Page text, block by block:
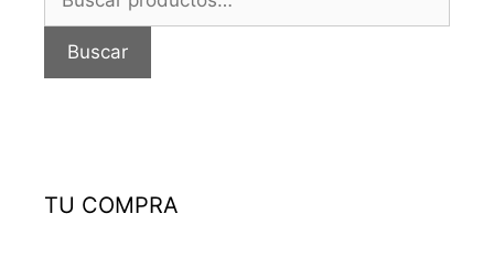
Buscar
TU COMPRA